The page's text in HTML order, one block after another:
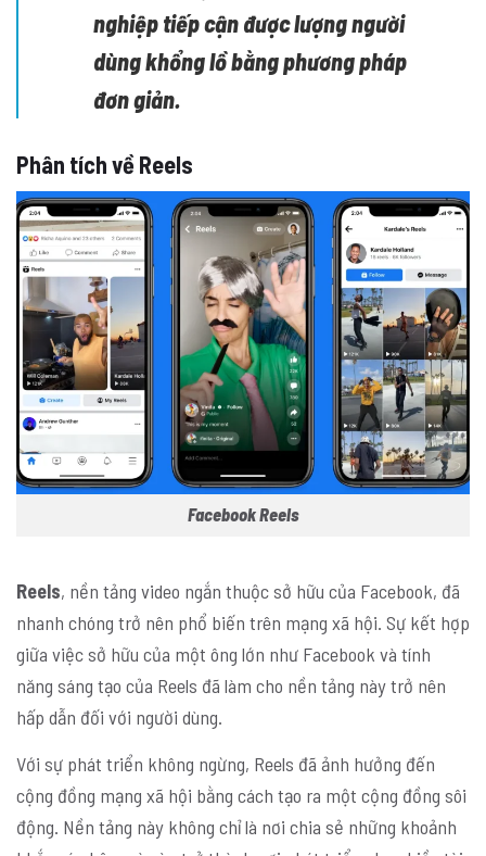
nghiệp tiếp cận được lượng người
dùng khổng lồ bằng phương pháp
đơn giản.
Phân tích về Reels
Facebook Reels
Reels, nền tảng video ngắn thuộc sở hữu của Facebook, đã
nhanh chóng trở nên phổ biến trên mạng xã hội. Sự kết hợp
giữa việc sở hữu của một ông lớn như Facebook và tính
năng sáng tạo của Reels đã làm cho nền tảng này trở nên
hấp dẫn đối với người dùng.
Với sự phát triển không ngừng, Reels đã ảnh hưởng đến
cộng đồng mạng xã hội bằng cách tạo ra một cộng đồng sôi
động. Nền tảng này không chỉ là nơi chia sẻ những khoảnh